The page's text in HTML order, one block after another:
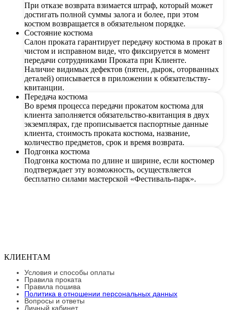
При отказе возврата взимается штраф, который может
достигать полной суммы залога и более, при этом
костюм возвращается в обязательном порядке.
Состояние костюма
Салон проката гарантирует передачу костюма в прокат в
чистом и исправном виде, что фиксируется в момент
передачи сотрудниками Проката при Клиенте.
Наличие видимых дефектов (пятен, дырок, оторванных
деталей) описывается в приложении к обязательству-
квитанции.
Передача костюма
Во время процесса передачи прокатом костюма для
клиента заполняется обязательство-квитанция в двух
экземплярах, где прописывается паспортные данные
клиента, стоимость проката костюма, название,
количество предметов, срок и время возврата.
Подгонка костюма
Подгонка костюма по длине и ширине, если костюмер
подтверждает эту возможность, осуществляется
бесплатно силами мастерской «Фестиваль-парк».
КЛИЕНТАМ
Условия и способы оплаты
Правила проката
Правила пошива
Политика в отношении персональных данных
Вопросы и ответы
Личный кабинет